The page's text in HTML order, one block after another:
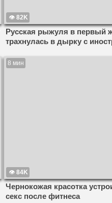
82K
Русская рыжуля в первый
трахнулась в дырку с
8 мин
84K
Чернокожая красотка
секс после фитнеса